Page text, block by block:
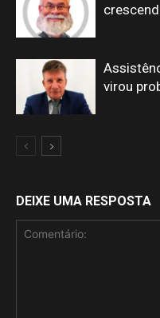
virou
DEIXE UMA RESPOSTA